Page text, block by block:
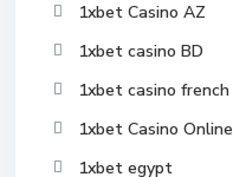
1xbet Casino AZ
1xbet casino BD
1xbet casino french
1xbet Casino Online
1xbet egypt